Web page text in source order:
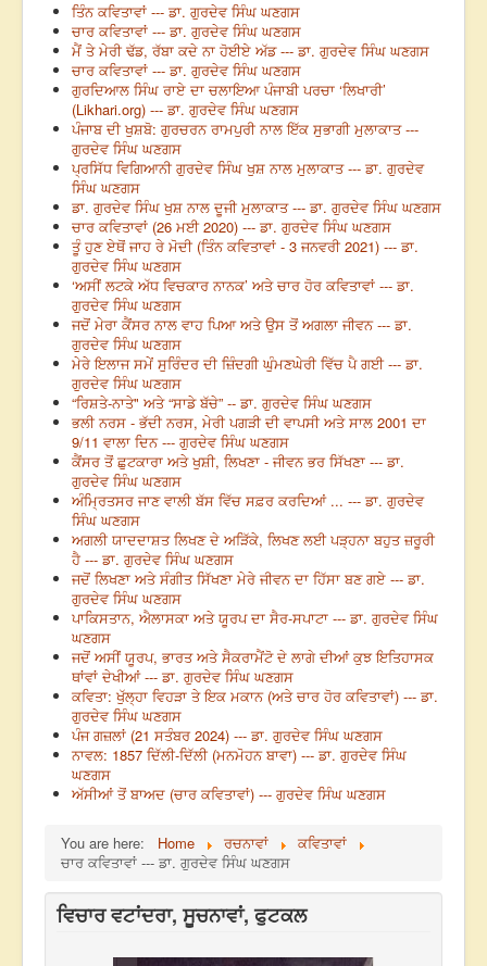
ਤਿੰਨ ਕਵਿਤਾਵਾਂ --- ਡਾ. ਗੁਰਦੇਵ ਸਿੰਘ ਘਣਗਸ
ਚਾਰ ਕਵਿਤਾਵਾਂ --- ਡਾ. ਗੁਰਦੇਵ ਸਿੰਘ ਘਣਗਸ
ਮੈਂ ਤੇ ਮੇਰੀ ਢੱਡ, ਰੱਬਾ ਕਦੇ ਨਾ ਹੋਈਏ ਅੱਡ --- ਡਾ. ਗੁਰਦੇਵ ਸਿੰਘ ਘਣਗਸ
ਚਾਰ ਕਵਿਤਾਵਾਂ --- ਡਾ. ਗੁਰਦੇਵ ਸਿੰਘ ਘਣਗਸ
ਗੁਰਦਿਆਲ ਸਿੰਘ ਰਾਏ ਦਾ ਚਲਾਇਆ ਪੰਜਾਬੀ ਪਰਚਾ ‘ਲਿਖਾਰੀ’
(Likhari.org) --- ਡਾ. ਗੁਰਦੇਵ ਸਿੰਘ ਘਣਗਸ
ਪੰਜਾਬ ਦੀ ਖੁਸ਼ਬੋ: ਗੁਰਚਰਨ ਰਾਮਪੁਰੀ ਨਾਲ ਇੱਕ ਸੁਭਾਗੀ ਮੁਲਾਕਾਤ ---
ਗੁਰਦੇਵ ਸਿੰਘ ਘਣਗਸ
ਪ੍ਰਸਿੱਧ ਵਿਗਿਆਨੀ ਗੁਰਦੇਵ ਸਿੰਘ ਖੁਸ਼ ਨਾਲ ਮੁਲਾਕਾਤ --- ਡਾ. ਗੁਰਦੇਵ
ਸਿੰਘ ਘਣਗਸ
ਡਾ. ਗੁਰਦੇਵ ਸਿੰਘ ਖੁਸ਼ ਨਾਲ ਦੂਜੀ ਮੁਲਾਕਾਤ --- ਡਾ. ਗੁਰਦੇਵ ਸਿੰਘ ਘਣਗਸ
ਚਾਰ ਕਵਿਤਾਵਾਂ (26 ਮਈ 2020) --- ਡਾ. ਗੁਰਦੇਵ ਸਿੰਘ ਘਣਗਸ
ਤੂੰ ਹੁਣ ਏਥੋਂ ਜਾਹ ਰੇ ਮੋਦੀ (ਤਿੰਨ ਕਵਿਤਾਵਾਂ - 3 ਜਨਵਰੀ 2021) --- ਡਾ.
ਗੁਰਦੇਵ ਸਿੰਘ ਘਣਗਸ
‘ਅਸੀਂ ਲਟਕੇ ਅੱਧ ਵਿਚਕਾਰ ਨਾਨਕ’ ਅਤੇ ਚਾਰ ਹੋਰ ਕਵਿਤਾਵਾਂ --- ਡਾ.
ਗੁਰਦੇਵ ਸਿੰਘ ਘਣਗਸ
ਜਦੋਂ ਮੇਰਾ ਕੈਂਸਰ ਨਾਲ ਵਾਹ ਪਿਆ ਅਤੇ ਉਸ ਤੋਂ ਅਗਲਾ ਜੀਵਨ --- ਡਾ.
ਗੁਰਦੇਵ ਸਿੰਘ ਘਣਗਸ
ਮੇਰੇ ਇਲਾਜ ਸਮੇਂ ਸੁਰਿੰਦਰ ਦੀ ਜ਼ਿੰਦਗੀ ਘੁੰਮਣਘੇਰੀ ਵਿੱਚ ਪੈ ਗਈ --- ਡਾ.
ਗੁਰਦੇਵ ਸਿੰਘ ਘਣਗਸ
“ਰਿਸ਼ਤੇ-ਨਾਤੇ" ਅਤੇ “ਸਾਡੇ ਬੱਚੇ” -- ਡਾ. ਗੁਰਦੇਵ ਸਿੰਘ ਘਣਗਸ
ਭਲੀ ਨਰਸ - ਭੱਦੀ ਨਰਸ, ਮੇਰੀ ਪਗੜੀ ਦੀ ਵਾਪਸੀ ਅਤੇ ਸਾਲ 2001 ਦਾ
9/11 ਵਾਲਾ ਦਿਨ --- ਗੁਰਦੇਵ ਸਿੰਘ ਘਣਗਸ
ਕੈਂਸਰ ਤੋਂ ਛੁਟਕਾਰਾ ਅਤੇ ਖੁਸ਼ੀ, ਲਿਖਣਾ - ਜੀਵਨ ਭਰ ਸਿੱਖਣਾ --- ਡਾ.
ਗੁਰਦੇਵ ਸਿੰਘ ਘਣਗਸ
ਅੰਮ੍ਰਿਤਸਰ ਜਾਣ ਵਾਲੀ ਬੱਸ ਵਿੱਚ ਸਫ਼ਰ ਕਰਦਿਆਂ ... --- ਡਾ. ਗੁਰਦੇਵ
ਸਿੰਘ ਘਣਗਸ
ਅਗਲੀ ਯਾਦਦਾਸ਼ਤ ਲਿਖਣ ਦੇ ਅੜਿੱਕੇ, ਲਿਖਣ ਲਈ ਪੜ੍ਹਨਾ ਬਹੁਤ ਜ਼ਰੂਰੀ
ਹੈ --- ਡਾ. ਗੁਰਦੇਵ ਸਿੰਘ ਘਣਗਸ
ਜਦੋਂ ਲਿਖਣਾ ਅਤੇ ਸੰਗੀਤ ਸਿੱਖਣਾ ਮੇਰੇ ਜੀਵਨ ਦਾ ਹਿੱਸਾ ਬਣ ਗਏ --- ਡਾ.
ਗੁਰਦੇਵ ਸਿੰਘ ਘਣਗਸ
ਪਾਕਿਸਤਾਨ, ਐਲਾਸਕਾ ਅਤੇ ਯੂਰਪ ਦਾ ਸੈਰ-ਸਪਾਟਾ --- ਡਾ. ਗੁਰਦੇਵ ਸਿੰਘ
ਘਣਗਸ
ਜਦੋਂ ਅਸੀਂ ਯੂਰਪ, ਭਾਰਤ ਅਤੇ ਸੈਕਰਾਮੈਂਟੋ ਦੇ ਲਾਗੇ ਦੀਆਂ ਕੁਝ ਇਤਿਹਾਸਕ
ਥਾਂਵਾਂ ਦੇਖੀਆਂ --- ਡਾ. ਗੁਰਦੇਵ ਸਿੰਘ ਘਣਗਸ
ਕਵਿਤਾ: ਖੁੱਲ੍ਹਾ ਵਿਹੜਾ ਤੇ ਇਕ ਮਕਾਨ (ਅਤੇ ਚਾਰ ਹੋਰ ਕਵਿਤਾਵਾਂ) --- ਡਾ.
ਗੁਰਦੇਵ ਸਿੰਘ ਘਣਗਸ
ਪੰਜ ਗਜ਼ਲਾਂ (21 ਸਤੰਬਰ 2024) --- ਡਾ. ਗੁਰਦੇਵ ਸਿੰਘ ਘਣਗਸ
ਨਾਵਲ: 1857 ਦਿੱਲੀ-ਦਿੱਲੀ (ਮਨਮੋਹਨ ਬਾਵਾ) --- ਡਾ. ਗੁਰਦੇਵ ਸਿੰਘ
ਘਣਗਸ
ਅੱਸੀਆਂ ਤੋਂ ਬਾਅਦ (ਚਾਰ ਕਵਿਤਾਵਾਂ) --- ਗੁਰਦੇਵ ਸਿੰਘ ਘਣਗਸ
You are here: Home ਰਚਨਾਵਾਂ
ਕਵਿਤਾਵਾਂ
ਚਾਰ ਕਵਿਤਾਵਾਂ --- ਡਾ. ਗੁਰਦੇਵ ਸਿੰਘ ਘਣਗਸ
ਵਿਚਾਰ ਵਟਾਂਦਰਾ, ਸੂਚਨਾਵਾਂ, ਫੁਟਕਲ